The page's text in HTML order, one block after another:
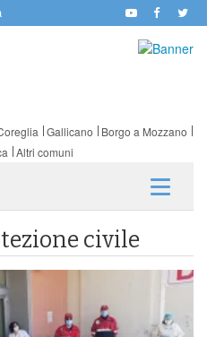
Gallicano
Borgo a Mozzano
Altri comuni
civile